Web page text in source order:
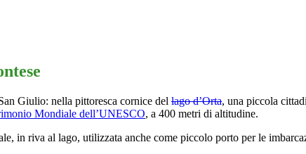
Giulio: nella pittoresca cornice del lago d’Orta, una piccola
Mondiale dell’UNESCO, a 400 metri di altitudine.
in riva al lago, utilizzata anche come piccolo porto per le